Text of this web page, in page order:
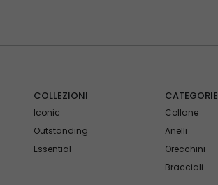
COLLEZIONI
Iconic
Outstanding
Essential
CATEGORIE
Collane
Anelli
Orecchini
Bracciali